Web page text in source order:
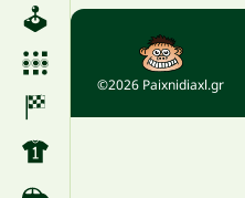
©2026 Paixnidiaxl.gr